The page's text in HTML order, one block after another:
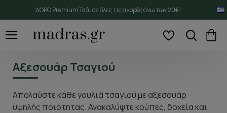
ΔΩΡΟ Premium Τσάι σε όλες τις αγορές άνω των 20€!
Αξεσουάρ Τσαγιού
Απολαύστε κάθε γουλιά τσαγιού με αξεσουάρ
υψηλής ποιότητας. Ανακαλύψτε κούπες, δοχεία και